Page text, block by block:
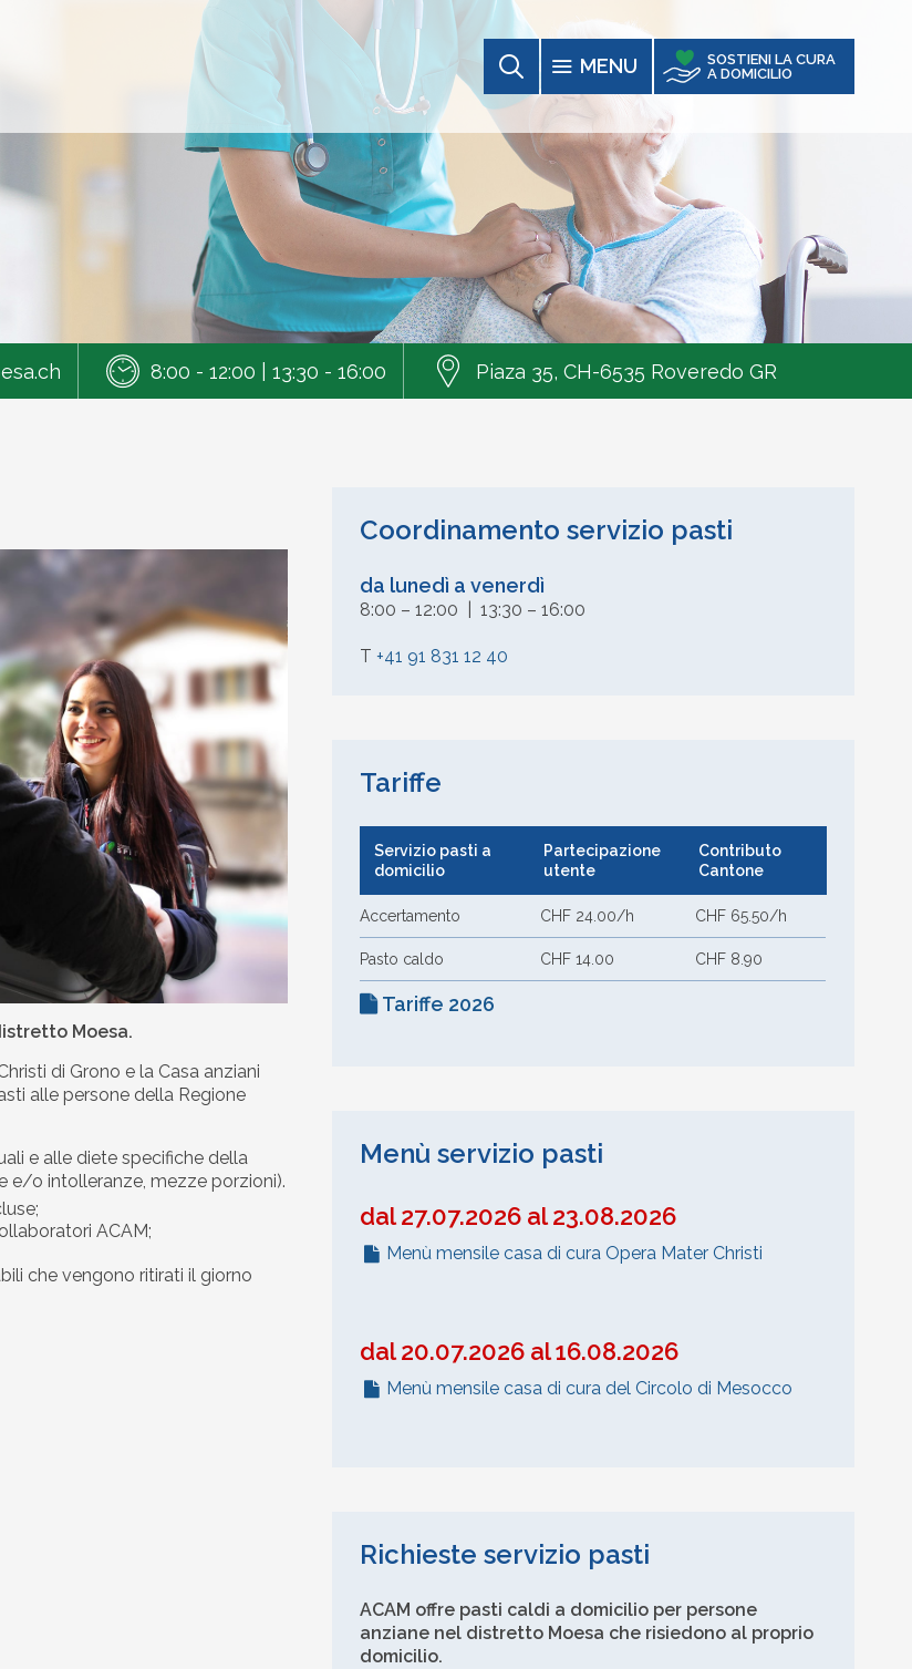
MENU
SOSTIENI LA CURA
A DOMICILIO
8:00 - 12:00 | 13:30 - 16:00 Piaza 35, CH-6535 Roveredo GR
Moesa.
di Grono e la Casa anziani
alle persone della Regione
e alle diete specifiche della
e/o intolleranze, mezze porzioni).
ACAM;
che vengono ritirati il giorno
Coordinamento servizio pasti
da lunedì a venerdì
8:00 – 12:00 | 13:30 – 16:00
T +41 91 831 12 40
Tariffe
Servizio pasti a
domicilio
Partecipazione
utente
Contributo
Cantone
Accertamento CHF 24.00/h CHF 65.50/h
Pasto caldo CHF 14.00 CHF 8.90
Tariffe 2026
Menù servizio pasti
dal 27.07.2026 al 23.08.2026
Menù mensile casa di cura Opera Mater Christi
dal 20.07.2026 al 16.08.2026
Menù mensile casa di cura del Circolo di Mesocco
Richieste servizio pasti
ACAM offre pasti caldi a domicilio per persone
anziane nel distretto Moesa che risiedono al proprio
domicilio.